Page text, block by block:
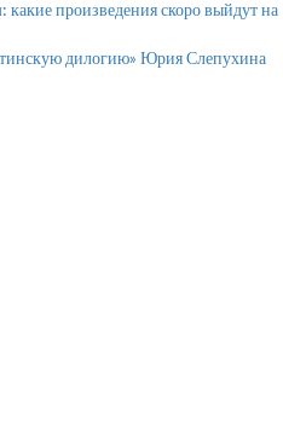
произведения скоро выйдут на
дилогию» Юрия Слепухина